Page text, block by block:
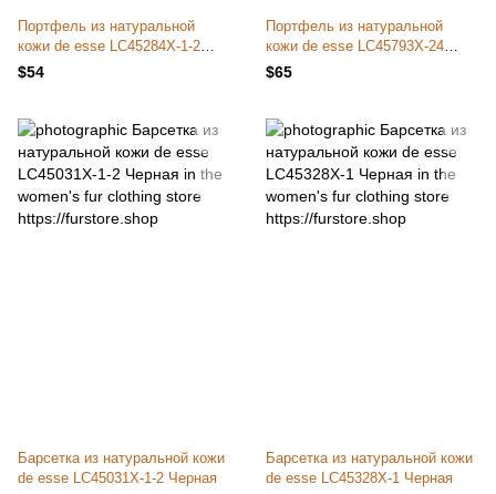
Портфель из натуральной
кожи de esse LC45284X-1-2
Черный
$54
Портфель из натуральной
кожи de esse LC45793X-24
Черный
$65
Барсетка из натуральной кожи
de esse LC45031X-1-2 Черная
Барсетка из натуральной кожи
de esse LC45328X-1 Черная